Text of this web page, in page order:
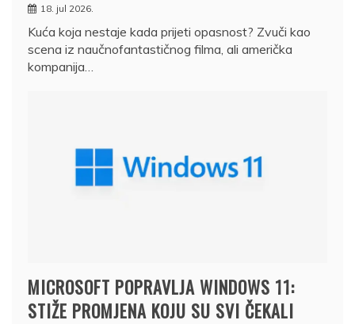
18. jul 2026.
Kuća koja nestaje kada prijeti opasnost? Zvuči kao
scena iz naučnofantastičnog filma, ali američka
kompanija…
MICROSOFT POPRAVLJA WINDOWS 11:
STIŽE PROMJENA KOJU SU SVI ČEKALI